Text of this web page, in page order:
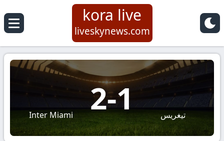
kora live
liveskynews.com
Inter Miami 2-1 تيغريس